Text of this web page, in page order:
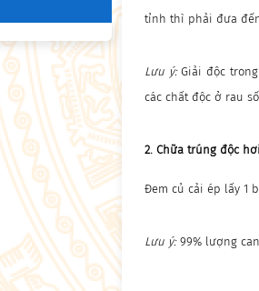
tỉnh thì phải đưa
Lưu ý:Giải độc
các chất độc ở rau
2. Chữa trúng độc
Đem củ cải ép lấy 1
Lưu ý:99% lượng